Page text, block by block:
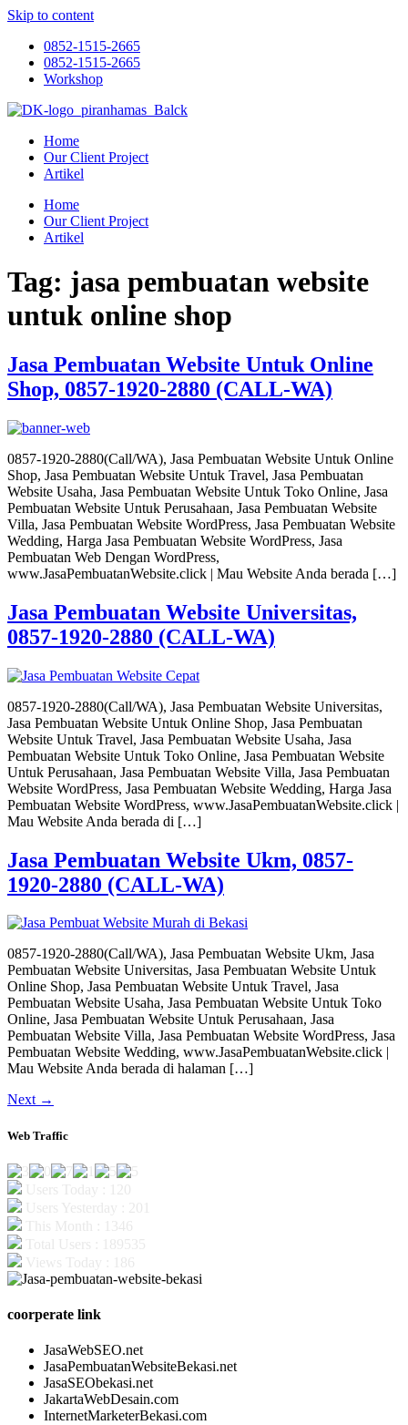
Skip to content
0852-1515-2665
0852-1515-2665
Workshop
Home
Our Client Project
Artikel
Home
Our Client Project
Artikel
Tag: jasa pembuatan website
untuk online shop
Jasa Pembuatan Website Untuk Online
Shop, 0857-1920-2880 (CALL-WA)
0857-1920-2880(Call/WA), Jasa Pembuatan Website Untuk Online
Shop, Jasa Pembuatan Website Untuk Travel, Jasa Pembuatan
Website Usaha, Jasa Pembuatan Website Untuk Toko Online, Jasa
Pembuatan Website Untuk Perusahaan, Jasa Pembuatan Website
Villa, Jasa Pembuatan Website WordPress, Jasa Pembuatan Website
Wedding, Harga Jasa Pembuatan Website WordPress, Jasa
Pembuatan Web Dengan WordPress,
www.JasaPembuatanWebsite.click | Mau Website Anda berada […]
Jasa Pembuatan Website Universitas,
0857-1920-2880 (CALL-WA)
0857-1920-2880(Call/WA), Jasa Pembuatan Website Universitas,
Jasa Pembuatan Website Untuk Online Shop, Jasa Pembuatan
Website Untuk Travel, Jasa Pembuatan Website Usaha, Jasa
Pembuatan Website Untuk Toko Online, Jasa Pembuatan Website
Untuk Perusahaan, Jasa Pembuatan Website Villa, Jasa Pembuatan
Website WordPress, Jasa Pembuatan Website Wedding, Harga Jasa
Pembuatan Website WordPress, www.JasaPembuatanWebsite.click |
Mau Website Anda berada di […]
Jasa Pembuatan Website Ukm, 0857-
1920-2880 (CALL-WA)
0857-1920-2880(Call/WA), Jasa Pembuatan Website Ukm, Jasa
Pembuatan Website Universitas, Jasa Pembuatan Website Untuk
Online Shop, Jasa Pembuatan Website Untuk Travel, Jasa
Pembuatan Website Usaha, Jasa Pembuatan Website Untuk Toko
Online, Jasa Pembuatan Website Untuk Perusahaan, Jasa
Pembuatan Website Villa, Jasa Pembuatan Website WordPress, Jasa
Pembuatan Website Wedding, www.JasaPembuatanWebsite.click |
Mau Website Anda berada di halaman […]
Next →
Web Traffic
coorperate link
JasaWebSEO.net
JasaPembuatanWebsiteBekasi.net
JasaSEObekasi.net
JakartaWebDesain.com
InternetMarketerBekasi.com